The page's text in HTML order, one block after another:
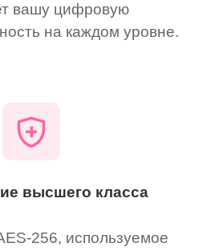
вашу цифровую
на каждом уровне.
высшего класса
256, используемое